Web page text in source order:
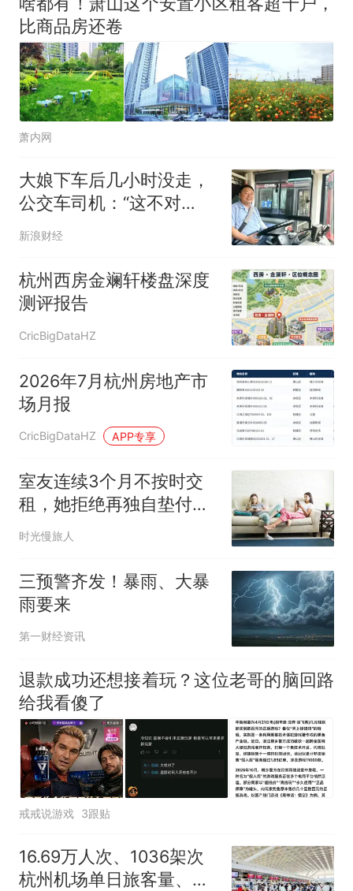
比商品房还卷
萧内网
大娘下车后几小时没走，
公交车司机：“这不对
劲！”
新浪财经
杭州西房金斓轩楼盘深度
测评报告
CricBigDataHZ
2026年7月杭州房地产市
场月报
CricBigDataHZ APP专享
室友连续3个月不按时交
租，她拒绝再独自垫付：
我受够了当她的备用银行
时光慢旅人
三预警齐发！暴雨、大暴
雨要来
第一财经资讯
退款成功还想接着玩？这位老哥的脑回路
给我看傻了
戒戒说游戏 3跟贴
16.69万人次、1036架次
杭州机场单日旅客量、航